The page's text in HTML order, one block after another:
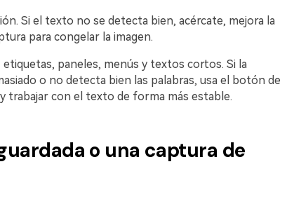
Si el texto no se detecta bien, acércate, mejora la
para congelar la imagen.
etiquetas, paneles, menús y textos cortos. Si la
o no detecta bien las palabras, usa el botón de
trabajar con el texto de forma más estable.
o una captura de